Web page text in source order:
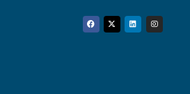
Facebook
Twitter